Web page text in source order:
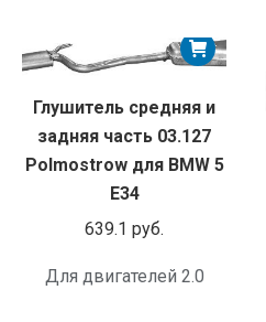
Глушитель средняя и
задняя часть 03.127
Polmostrow для BMW 5
E34
639.1 руб.
Для двигателей 2.0